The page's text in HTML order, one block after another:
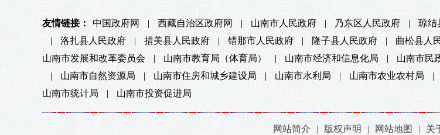
友情链接： 中国政府网 | 西藏自治区政府网 | 山南市人民政府 | 乃东区人民政府 | 琼结
|
洛扎县人民政府 | 措美县人民政府 | 错那市人民政府 | 隆子县人民政府 | 曲松县人
山南市发展和改革委员会
| 山南市教育局（体育局） | 山南市经济和信息化局 | 山南市民
|
山南市自然资源局 | 山南市住房和城乡建设局 | 山南市水利局 | 山南市农业农村局 |
山南市统计局
| 山南市投资促进局
网站简介 | 版权声明 | 网站地图 | 关